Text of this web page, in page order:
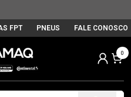
FPT PNEUS FALE CONOSCO
0